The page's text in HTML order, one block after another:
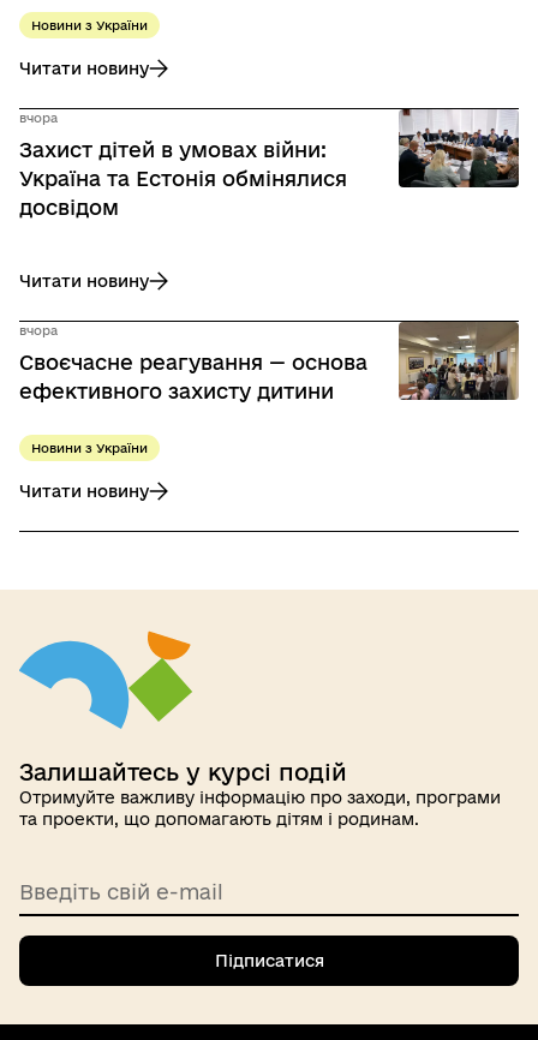
Новини з України
Читати новину
до Захист дітей у кримінальних провадженнях: в Офісі
вчора
Захист дітей в умовах війни:
Україна та Естонія обмінялися
досвідом
Читати новину
до Захист дітей в умовах війни: Україна та Естонія
вчора
Своєчасне реагування — основа
ефективного захисту дитини
Новини з України
Читати новину
до Своєчасне реагування — основа ефективного захисту
Залишайтесь у курсі подій
Отримуйте важливу інформацію про заходи, програми
та проекти, що допомагають дітям і родинам.
Введіть свій e-mail
Підписатися